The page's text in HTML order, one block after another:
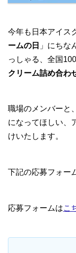
今年も日本アイス
ームの日 」にちな
っしゃる、全国
クリーム詰め合わ
職場のメンバーと
になってほしい、
けいたします。
下記の応募フォー
応募フォームはこ